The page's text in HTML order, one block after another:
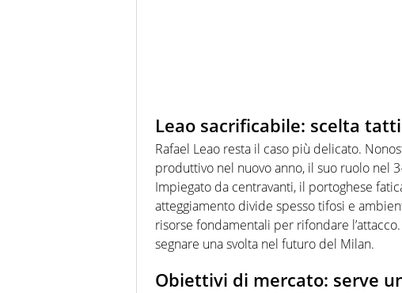
Leao sacrificabile: scelta
Rafael Leao resta il caso più delicato.
produttivo nel nuovo anno, il suo ruolo nel
Impiegato da centravanti, il portoghese
atteggiamento divide spesso tifosi e
risorse fondamentali per rifondare
segnare una svolta nel futuro del Milan.
Obiettivi di mercato: serve